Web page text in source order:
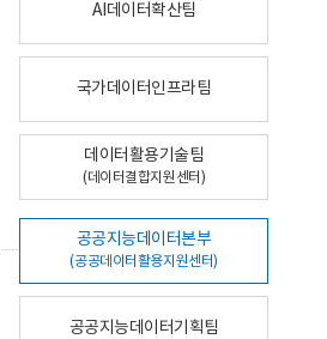
AI데이터확산팀
국가데이터인프라팀
데이터활용기술팀
(데이터결합지원센터)
공공지능데이터본부
(공공데이터활용지원센터)
공공지능데이터기획팀